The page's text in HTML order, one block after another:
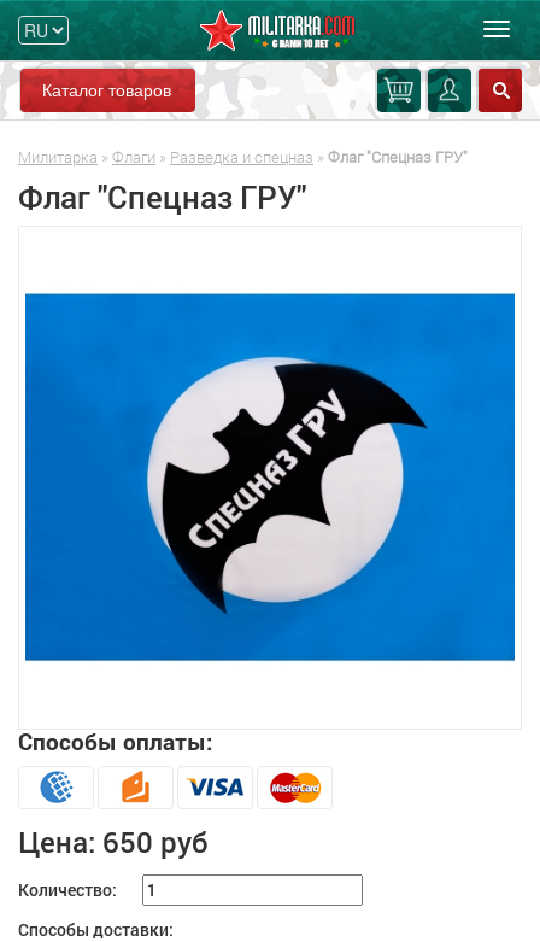
Каталог товаров
Милитарка » Флаги » Разведка и спецназ » Флаг "Спецназ ГРУ"
Флаг "Спецназ ГРУ"
Способы оплаты:
Цена: 650 руб
Количество:
Способы доставки: